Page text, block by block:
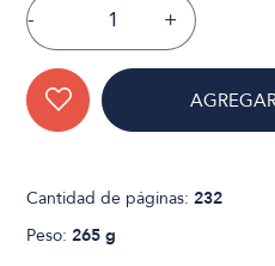
- +
Cantidad de páginas:232
Peso:265 g